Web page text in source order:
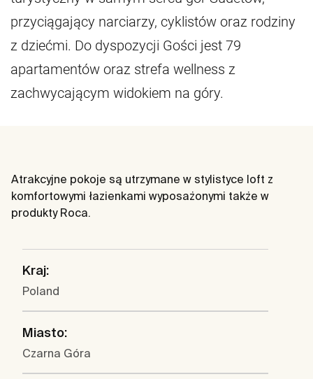
przyciągający narciarzy, cyklistów oraz rodziny
z dziećmi. Do dyspozycji Gości jest 79
apartamentów oraz strefa wellness z
zachwycającym widokiem na góry.
Atrakcyjne pokoje są utrzymane w stylistyce loft z
komfortowymi łazienkami wyposażonymi także w
produkty Roca.
Kraj:
Poland
Miasto:
Czarna Góra